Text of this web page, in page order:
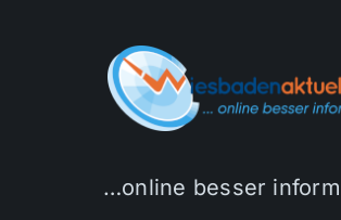
…online besser